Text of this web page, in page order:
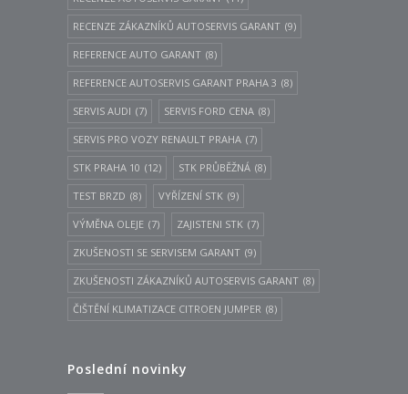
RECENZE ZÁKAZNÍKŮ AUTOSERVIS GARANT (9)
REFERENCE AUTO GARANT (8)
REFERENCE AUTOSERVIS GARANT PRAHA 3 (8)
SERVIS AUDI (7) SERVIS FORD CENA (8)
SERVIS PRO VOZY RENAULT PRAHA (7)
STK PRAHA 10 (12) STK PRŮBĚŽNÁ (8)
TEST BRZD (8) VYŘÍZENÍ STK (9)
VÝMĚNA OLEJE (7) ZAJISTENI STK (7)
ZKUŠENOSTI SE SERVISEM GARANT (9)
ZKUŠENOSTI ZÁKAZNÍKŮ AUTOSERVIS GARANT (8)
ČIŠTĚNÍ KLIMATIZACE CITROEN JUMPER (8)
Poslední novinky